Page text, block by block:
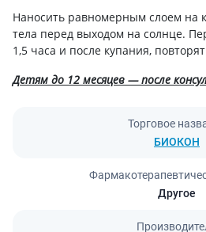
Наносить равномерным слоем на
тела перед выходом на солнце.
1,5 часа и после купания,
Детям до 12 месяцев — после
Торговое
БИОКОН
Другое